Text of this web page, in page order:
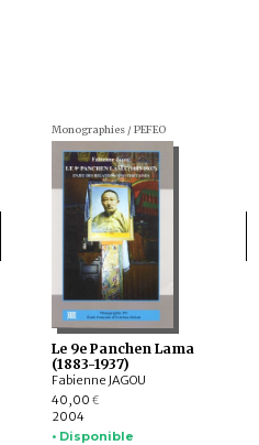
Monographies / PEFEO
Le 9e Panchen Lama
(1883-1937)
Fabienne JAGOU
40,00 €
2004
• Disponible